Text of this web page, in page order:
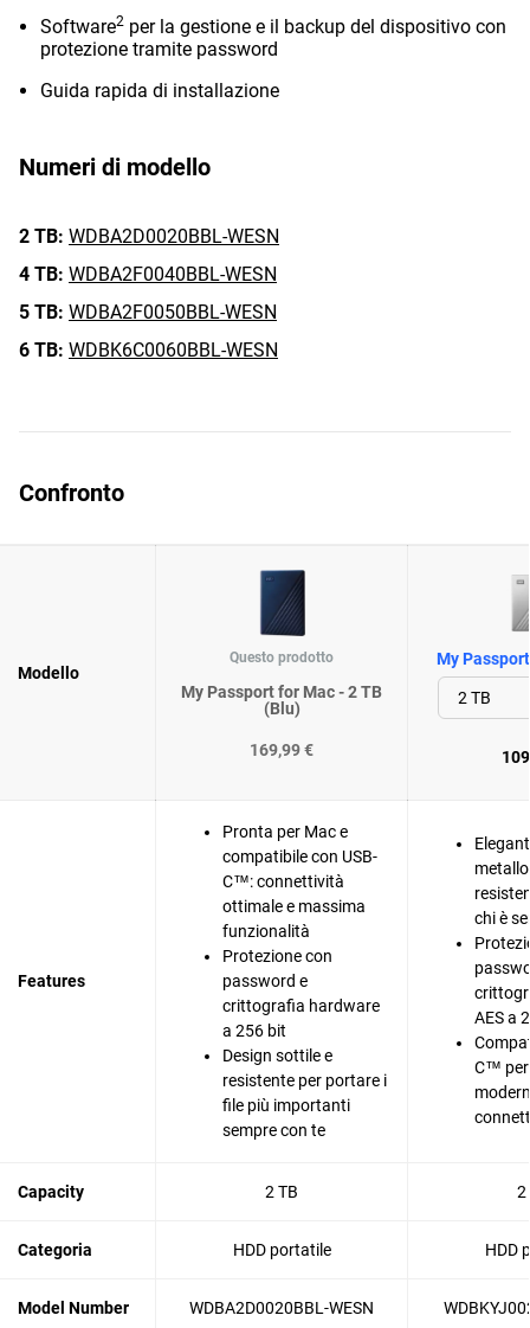
Software2 per la gestione e il backup del dispositivo con
protezione tramite password
Guida rapida di installazione
Numeri di modello
2 TB: WDBA2D0020BBL-WESN
4 TB: WDBA2F0040BBL-WESN
5 TB: WDBA2F0050BBL-WESN
6 TB: WDBK6C0060BBL-WESN
Confronto
Modello
Questo prodotto
My Passport for Mac - 2 TB
(Blu)
169,99 €
My
Features
Pronta per Mac e
compatibile con USB-
C™: connettività
ottimale e massima
funzionalità
Protezione con
password e
crittografia hardware
a 256 bit
Design sottile e
resistente per portare i
file più importanti
sempre con te
chi è
AES a
C™ per
Capacity 2 TB 2
Categoria HDD portatile HDD
Model Number WDBA2D0020BBL-WESN